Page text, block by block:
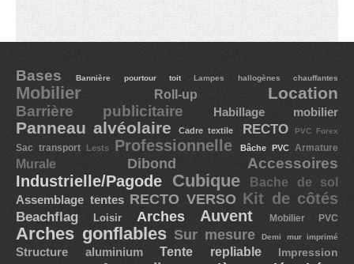
BasesBannière pourtour toitLampes hallogènes chauffantes
Mobilier Roll-up Location
Barrière publicitaire Habillage mobilier
Panneau alvéolaire Cadre textile RECTO PVC Forex
Sac transport Lests Professionnelle Bâche PVC Armature
Murale Dibond Accessoires
Industrielle/Pagode Cubique Bache de sol
Assemblage tentes RECTO VERSO Kit de côtés
BeachflagLoisir ArchesAuvent Mobilier PVC
Arches gonflables Sur mesure Demi mur imprimé
Structure aluminium Tente repliable Impression